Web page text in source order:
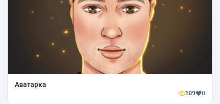
Аватарка
109 0